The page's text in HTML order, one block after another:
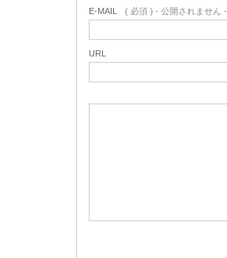
E-MAIL ( 必須 ) - 公開されません -
URL